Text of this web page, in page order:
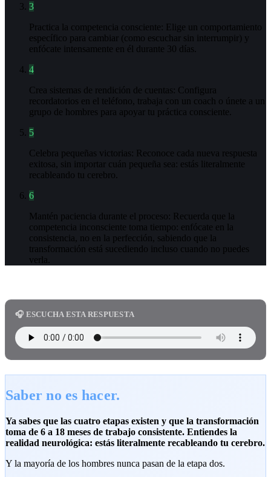
3
Practica la competencia consciente: Elige un comportamiento
específico para cambiar (como escuchar sin interrumpir) y
enfócate intensamente en él durante 30 días.
4
Crea sistemas de rendición de cuentas: Configura
recordatorios en el teléfono, trabaja con un coach o únete a un
grupo de hombres para apoyar tu práctica consciente.
5
Celebra pequeñas victorias: Reconoce cada nueva respuesta
exitosa, sin importar cuán pequeña sea: estás literalmente
recableando tu cerebro.
6
Mantén paciencia durante el proceso: Recuerda que la
competencia inconsciente toma tiempo: enfócate en la
consistencia, no en la perfección, sabiendo que la
transformación está sucediendo incluso cuando no puedes
verla.
🎧 ESCUCHA ESTA RESPUESTA
Saber no es hacer.
Ya sabes que las cuatro etapas existen y que la transformación
toma de 6 a 18 meses de trabajo consistente. Entiendes la
realidad neurológica: estás literalmente recableando tu cerebro.
Y la mayoría de los hombres nunca pasan de la etapa dos.